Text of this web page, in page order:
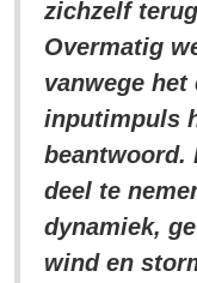
zichzelf
Overmatig
vanwege
inputimpuls
beantwoord.
deel te
dynamiek,
wind en